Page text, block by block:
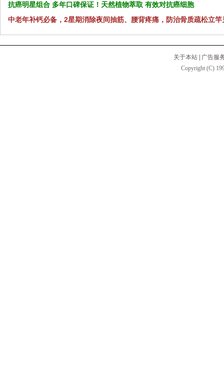
抗癌明星组合 多年口碑保证！天然植物萃取 有效对抗癌细胞
中老年补钙必备，2星期消除夜间抽筋、腰背疼痛，防治骨质疏松立竿
关于本站
广告服
Copyright (C)